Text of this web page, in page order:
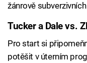
žánrově
Tucker a Dale vs.
Pro start si
potěšit v úterním